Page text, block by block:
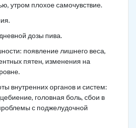
утром плохое самочувствие.
дозы пива.
появление лишнего веса,
пятен, изменения на
внутренних органов и систем:
головная боль, сбои в
с поджелудочной